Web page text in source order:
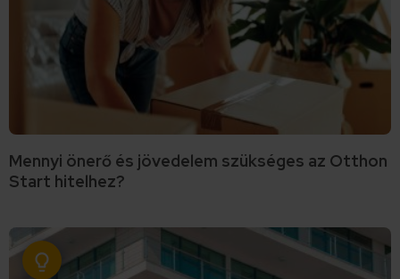
Mennyi önerő és jövedelem szükséges az Otthon
Start hitelhez?